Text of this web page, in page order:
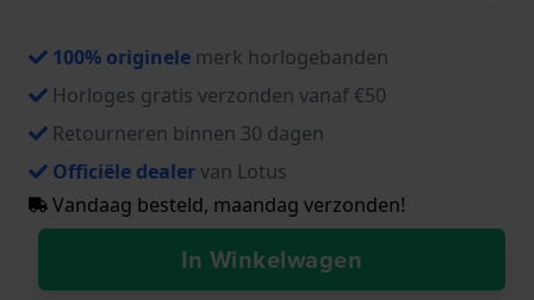
100% originele merk horlogebanden
Horloges gratis verzonden vanaf €50
Retourneren binnen 30 dagen
Officiële dealervan Lotus
Vandaag besteld, maandag verzonden!
In Winkelwagen